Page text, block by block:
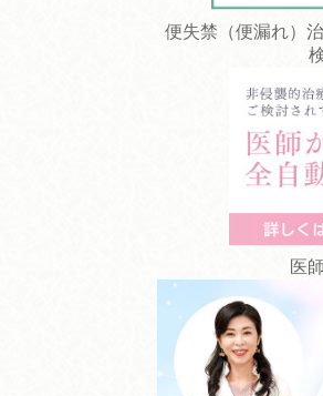
便失禁（便漏れ）
医